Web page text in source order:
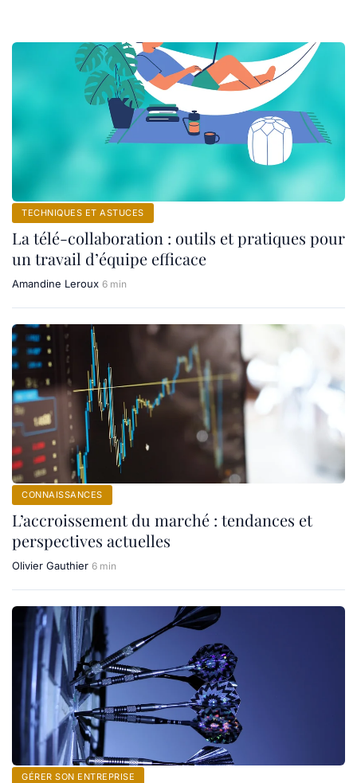
TECHNIQUES ET ASTUCES
La télé-collaboration : outils et pratiques pour
un travail d’équipe efficace
Amandine Leroux 6 min
CONNAISSANCES
L’accroissement du marché : tendances et
perspectives actuelles
Olivier Gauthier 6 min
GÉRER SON ENTREPRISE